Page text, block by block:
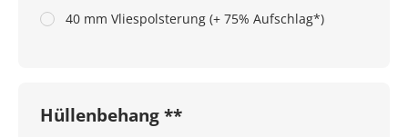
40 mm Vliespolsterung (+ 75% Aufschlag*)
Hüllenbehang **